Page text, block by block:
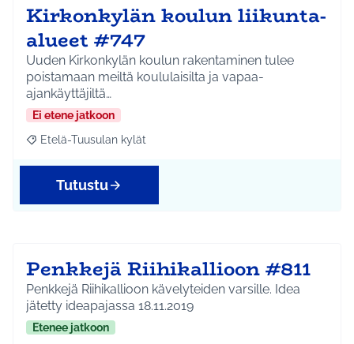
Kirkonkylän koulun liikunta-
alueet #747
Uuden Kirkonkylän koulun rakentaminen tulee
poistamaan meiltä koululaisilta ja vapaa-
ajankäyttäjiltä…
Ei etene jatkoon
Rajaa tulokset aihepiirin mukaan: Etelä-Tuusulan kylät
Etelä-Tuusulan kylät
Tutustu
Penkkejä Riihikallioon #811
Penkkejä Riihikallioon kävelyteiden varsille. Idea
jätetty ideapajassa 18.11.2019
Etenee jatkoon